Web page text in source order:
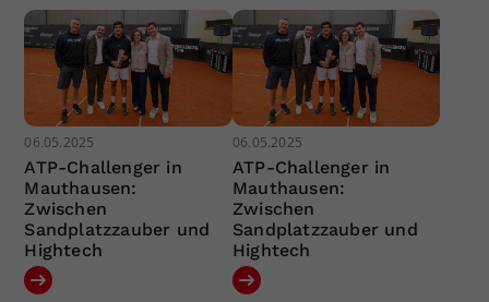
06.05.2025
ATP-Challenger in
Mauthausen:
Zwischen
Sandplatzzauber und
Hightech
06.05.2025
ATP-Challenger in
Mauthausen:
Zwischen
Sandplatzzauber und
Hightech